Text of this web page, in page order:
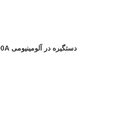
دستگیره در آلومینیومی E4100A